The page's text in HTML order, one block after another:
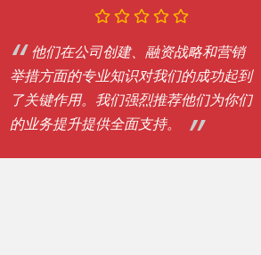
他们在公司创建、融资战略和营销
举措方面的专业知识对我们的成功起到
了关键作用。我们强烈推荐他们为你们
的业务提升提供全面支持。